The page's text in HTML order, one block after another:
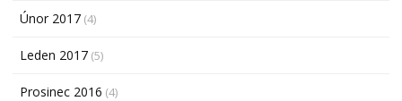
Únor 2017 (4)
Leden 2017 (5)
Prosinec 2016 (4)